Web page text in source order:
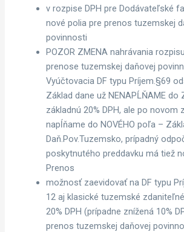
v rozpise DPH pre Dodávateľské
nové polia pre prenos tuzemskej
povinnosti
POZOR ZMENA nahrávania
prenose tuzemskej daňovej
Vyúčtovacia DF typu Príjem.§69
Základ dane už NENAPĹŇAME do
základnú 20% DPH, ale po novom
napĺňame do NOVÉHO poľa –
Daň.Pov.Tuzemsko, prípadný
poskytnutého preddavku má tiež
Prenos
možnosť zaevidovať na DF typu
12 aj klasické tuzemské
20% DPH (prípadne znížená 10%
prenos tuzemskej daňovej